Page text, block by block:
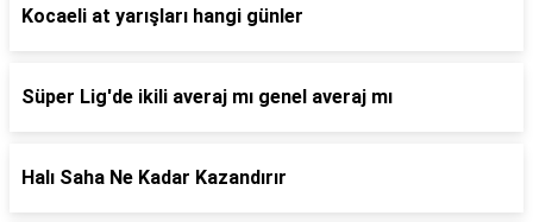
Kocaeli at yarışları hangi günler
Süper Lig'de ikili averaj mı genel averaj mı
Halı Saha Ne Kadar Kazandırır